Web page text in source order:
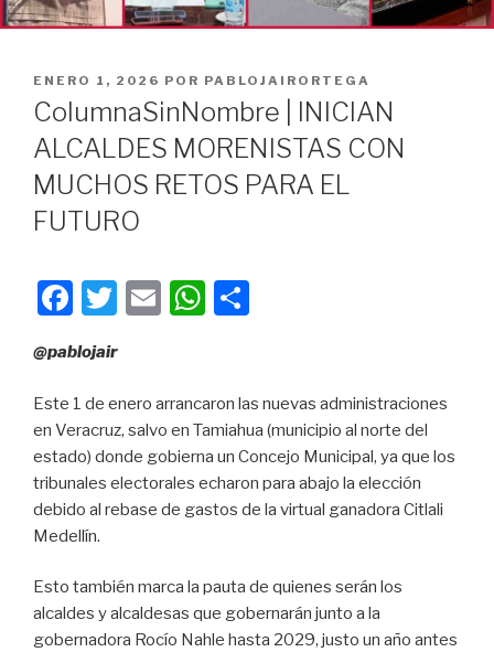
PUBLICADO
EN
ENERO 1, 2026 POR PABLOJAIRORTEGA
ColumnaSinNombre | INICIAN
ALCALDES MORENISTAS CON
MUCHOS RETOS PARA EL
FUTURO
F
c
e
b
o
o
k
T
er
E
W
s
A
p
p
p
ar
tir
@pablojair
Este 1 de enero arrancaron las nuevas administraciones
en Veracruz, salvo en Tamiahua (municipio al norte del
estado) donde gobierna un Concejo Municipal, ya que los
tribunales electorales echaron para abajo la elección
debido al rebase de gastos de la virtual ganadora Citlali
Medellín.
Esto también marca la pauta de quienes serán los
alcaldes y alcaldesas que gobernarán junto a la
gobernadora Rocío Nahle hasta 2029, justo un año antes